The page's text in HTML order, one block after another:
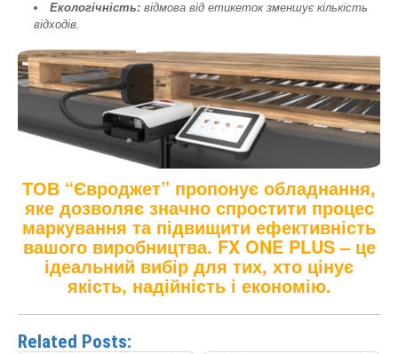
Екологічність:відмова від етикеток зменшує кількість
відходів.
ТОВ “Євроджет” пропонує обладнання,
яке дозволяє значно спростити процес
маркування та підвищити ефективність
вашого виробництва. FX ONE PLUS – це
ідеальний вибір для тих, хто цінує
якість, надійність і економію.
Related Posts: